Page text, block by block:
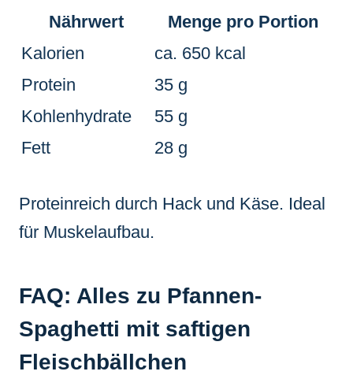
Nährwert
Menge pro Portion
Kalorien
ca. 650 kcal
Protein
35 g
Kohlenhydrate
55 g
Fett
28 g
Proteinreich durch Hack und Käse. Ideal
für Muskelaufbau.
FAQ: Alles zu Pfannen-
Spaghetti mit saftigen
Fleischbällchen